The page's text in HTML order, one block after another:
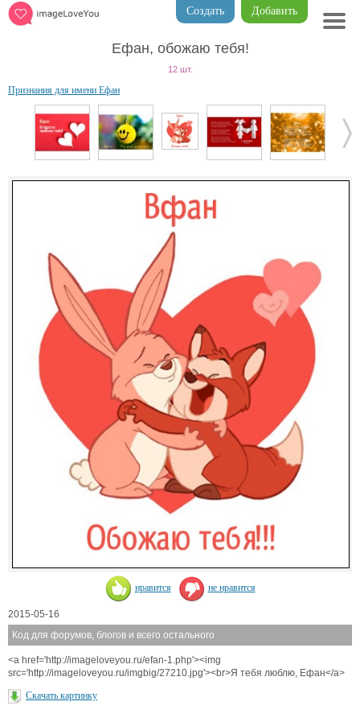
Добавить
Создать
Ефан, обожаю тебя!
12 шт.
Признания для имени Ефан
нравится не нравится
2015-05-16
Код для форумов, блогов и всего остального
<a href='http://imageloveyou.ru/efan-1.php'><img
src='http://imageloveyou.ru/imgbig/27210.jpg'><br>Я тебя люблю, Ефан</a>
Скачать картинку